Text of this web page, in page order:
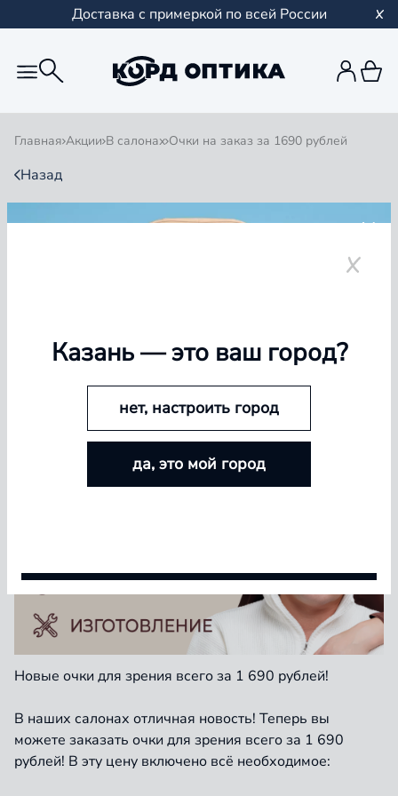
Доставка с примеркой по всей России
Главная Акции В салонах Очки на заказ за 1690 рублей
Назад
ОЧКИ НА ЗАКАЗ ЗА 1690
Новые очки для зрения всего за 1 690 рублей!
В наших салонах отличная новость! Теперь вы
можете заказать очки для зрения всего за 1 690
рублей! В эту цену включено всё необходимое:
БОЛЬШЕ ЛИНЗ — БОЛЬШЕ СКИДКА
Покупайте контактные линзы Airway и увеличивайте
размер скидки — от 5% до 15%
Казань— это ваш город?
нет, настроить город
да, это мой город